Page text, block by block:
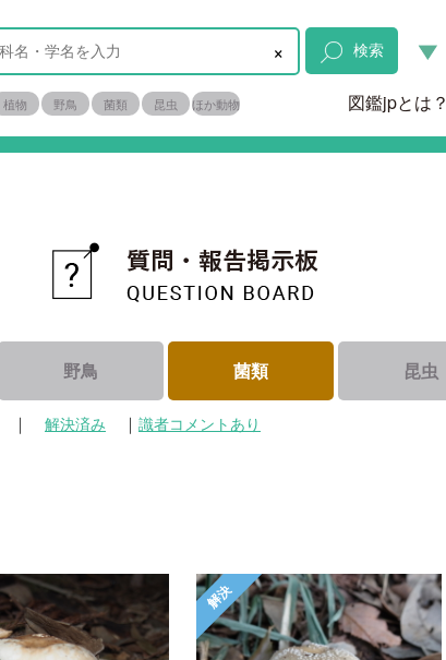
× 検索
植物 野鳥 菌類 昆虫 ほか動物 図鑑jpとは？
野鳥 菌類 昆虫
｜ 解決済み ｜ 識者コメントあり
解決